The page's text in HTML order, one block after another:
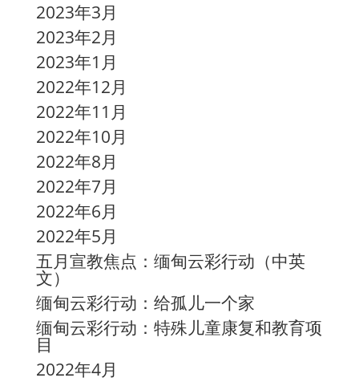
2023年3月
2023年2月
2023年1月
2022年12月
2022年11月
2022年10月
2022年8月
2022年7月
2022年6月
2022年5月
五月宣教焦点：缅甸云彩行动 （中英
文）
缅甸云彩行动：给孤儿一个家
缅甸云彩行动：特殊儿童康复和教育项
目
2022年4月